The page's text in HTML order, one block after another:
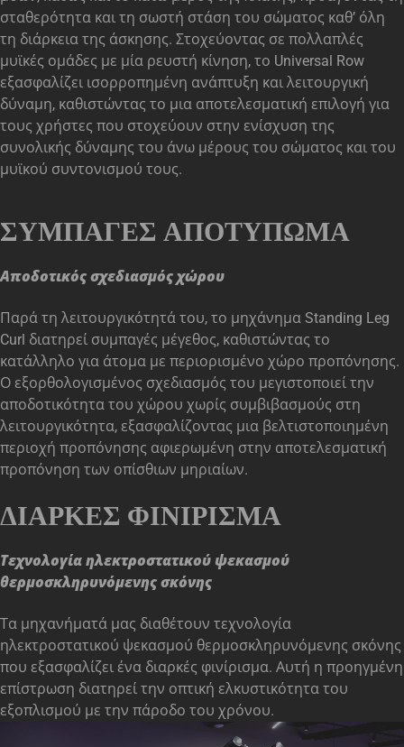
σταθερότητα και τη σωστή στάση του σώματος καθ’ όλη
τη διάρκεια της άσκησης. Στοχεύοντας σε πολλαπλές
μυϊκές ομάδες με μία ρευστή κίνηση, το Universal Row
εξασφαλίζει ισορροπημένη ανάπτυξη και λειτουργική
δύναμη, καθιστώντας το μια αποτελεσματική επιλογή για
τους χρήστες που στοχεύουν στην ενίσχυση της
συνολικής δύναμης του άνω μέρους του σώματος και του
μυϊκού συντονισμού τους.
ΣΥΜΠΑΓΈΣ ΑΠΟΤΎΠΩΜΑ
Αποδοτικός σχεδιασμός χώρου
Παρά τη λειτουργικότητά του, το μηχάνημα Standing Leg
Curl διατηρεί συμπαγές μέγεθος, καθιστώντας το
κατάλληλο για άτομα με περιορισμένο χώρο προπόνησης.
Ο εξορθολογισμένος σχεδιασμός του μεγιστοποιεί την
αποδοτικότητα του χώρου χωρίς συμβιβασμούς στη
λειτουργικότητα, εξασφαλίζοντας μια βελτιστοποιημένη
περιοχή προπόνησης αφιερωμένη στην αποτελεσματική
προπόνηση των οπίσθιων μηριαίων.
ΔΙΑΡΚΈΣ ΦΙΝΊΡΙΣΜΑ
Τεχνολογία ηλεκτροστατικού ψεκασμού
θερμοσκληρυνόμενης σκόνης
Τα μηχανήματά μας διαθέτουν τεχνολογία
ηλεκτροστατικού ψεκασμού θερμοσκληρυνόμενης σκόνης
που εξασφαλίζει ένα διαρκές φινίρισμα. Αυτή η προηγμένη
επίστρωση διατηρεί την οπτική ελκυστικότητα του
εξοπλισμού με την πάροδο του χρόνου.